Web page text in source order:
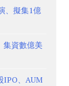
、擬集1億
集資數億美
IPO、AUM